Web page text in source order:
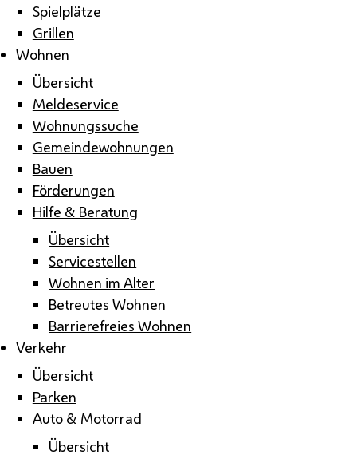
Spielplätze
Grillen
Wohnen
Übersicht
Meldeservice
Wohnungssuche
Gemeindewohnungen
Bauen
Förderungen
Hilfe & Beratung
Übersicht
Servicestellen
Wohnen im Alter
Betreutes Wohnen
Barrierefreies Wohnen
Verkehr
Übersicht
Parken
Auto & Motorrad
Übersicht